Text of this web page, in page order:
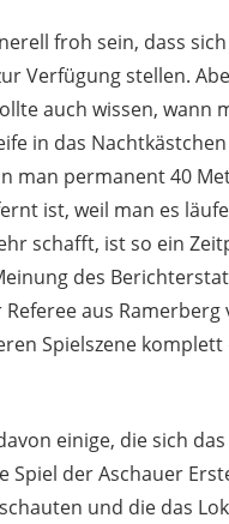
froh sein, dass
Verfügung stellen.
auch wissen, wann
in das
man permanent 40
ist, weil man es
schafft, ist so ein
des
aus
Spielszene komplett
einige, die sich das
Spiel der Aschauer
und die das